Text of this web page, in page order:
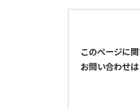
このページに
お問い合わせは